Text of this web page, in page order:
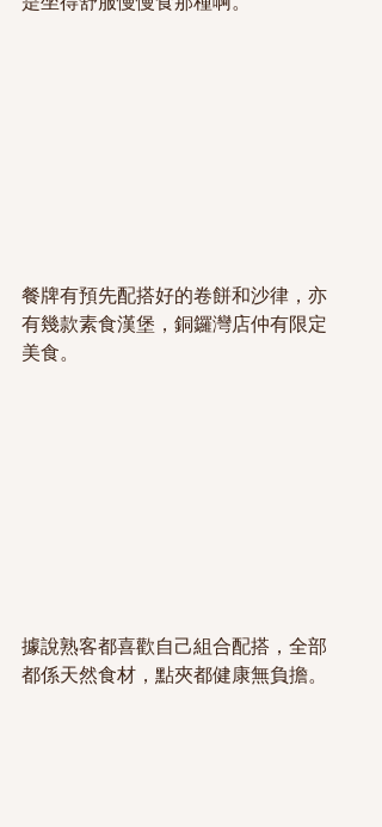
餐牌有預先配搭好的卷餅和沙律，亦
有幾款素食漢堡，銅鑼灣店仲有限定
美食。
據說熟客都喜歡自己組合配搭，全部
都係天然食材，點夾都健康無負擔。